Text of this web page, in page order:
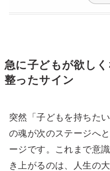
急に子どもが欲し
整ったサイン
突然「子どもを持ちた
の魂が次のステージへ
ージです。これまで意
き上がるのは、人生の